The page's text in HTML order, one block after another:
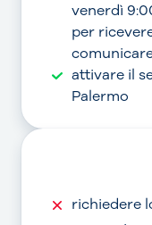
venerdì
per
attivare il
Palermo
richiedere